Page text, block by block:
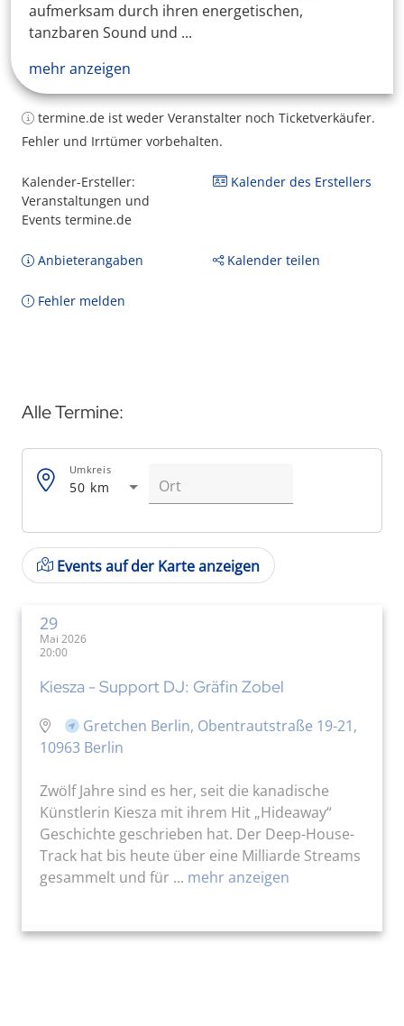
aufmerksam durch ihren energetischen,
tanzbaren Sound und ...
mehr anzeigen
termine.de ist weder Veranstalter noch Ticketverkäufer.
Fehler und Irrtümer vorbehalten.
Kalender-Ersteller:
Veranstaltungen und
Events termine.de
Kalender des Erstellers
Anbieterangaben Kalender teilen
Fehler melden
Alle Termine:
50 km
Umkreis
Events auf der Karte anzeigen
29
Mai 2026
20:00
Kiesza - Support DJ: Gräfin Zobel
Gretchen Berlin, Obentrautstraße 19-21,
10963 Berlin
Zwölf Jahre sind es her, seit die kanadische
Künstlerin Kiesza mit ihrem Hit „Hideaway“
Geschichte geschrieben hat. Der Deep-House-
Track hat bis heute über eine Milliarde Streams
gesammelt und für ... mehr anzeigen